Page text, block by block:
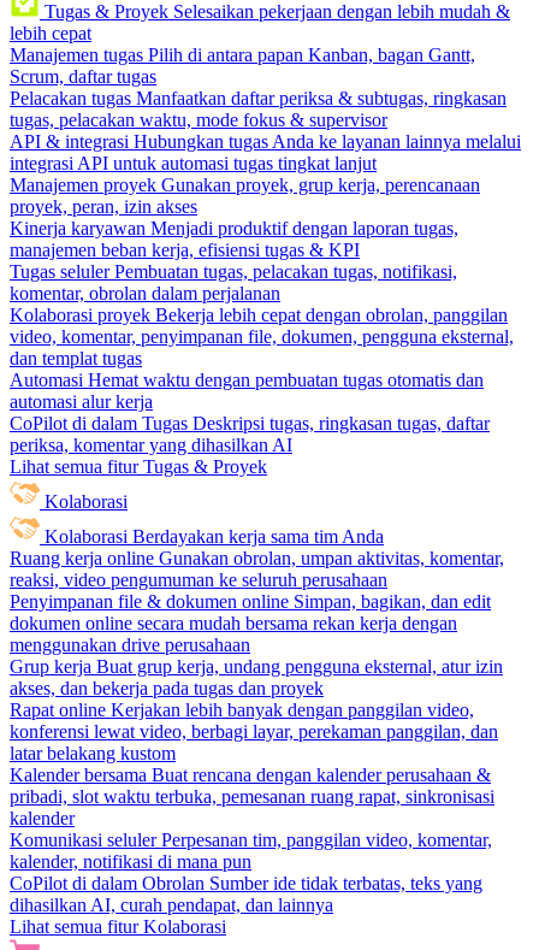
Tugas & Proyek Selesaikan pekerjaan dengan lebih mudah &
lebih cepat
Manajemen tugas Pilih di antara papan Kanban, bagan Gantt,
Scrum, daftar tugas
Pelacakan tugas Manfaatkan daftar periksa & subtugas, ringkasan
tugas, pelacakan waktu, mode fokus & supervisor
API & integrasi Hubungkan tugas Anda ke layanan lainnya melalui
integrasi API untuk automasi tugas tingkat lanjut
Manajemen proyek Gunakan proyek, grup kerja, perencanaan
proyek, peran, izin akses
Kinerja karyawan Menjadi produktif dengan laporan tugas,
manajemen beban kerja, efisiensi tugas & KPI
Tugas seluler Pembuatan tugas, pelacakan tugas, notifikasi,
komentar, obrolan dalam perjalanan
Kolaborasi proyek Bekerja lebih cepat dengan obrolan, panggilan
video, komentar, penyimpanan file, dokumen, pengguna eksternal,
dan templat tugas
Automasi Hemat waktu dengan pembuatan tugas otomatis dan
automasi alur kerja
CoPilot di dalam Tugas Deskripsi tugas, ringkasan tugas, daftar
periksa, komentar yang dihasilkan AI
Lihat semua fitur Tugas & Proyek
Kolaborasi
Kolaborasi Berdayakan kerja sama tim Anda
Ruang kerja online Gunakan obrolan, umpan aktivitas, komentar,
reaksi, video pengumuman ke seluruh perusahaan
Penyimpanan file & dokumen online Simpan, bagikan, dan edit
dokumen online secara mudah bersama rekan kerja dengan
menggunakan drive perusahaan
Grup kerja Buat grup kerja, undang pengguna eksternal, atur izin
akses, dan bekerja pada tugas dan proyek
Rapat online Kerjakan lebih banyak dengan panggilan video,
konferensi lewat video, berbagi layar, perekaman panggilan, dan
latar belakang kustom
Kalender bersama Buat rencana dengan kalender perusahaan &
pribadi, slot waktu terbuka, pemesanan ruang rapat, sinkronisasi
kalender
Komunikasi seluler Perpesanan tim, panggilan video, komentar,
kalender, notifikasi di mana pun
CoPilot di dalam Obrolan Sumber ide tidak terbatas, teks yang
dihasilkan AI, curah pendapat, dan lainnya
Lihat semua fitur Kolaborasi